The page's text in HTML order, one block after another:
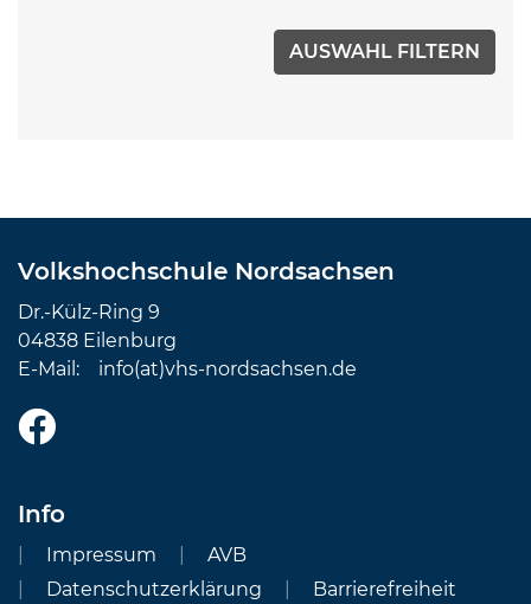
Volkshochschule Nordsachsen
Dr.-Külz-Ring 9
04838 Eilenburg
E-Mail: info(at)vhs-nordsachsen.de
Info
Impressum
AVB
Datenschutzerklärung
Barrierefreiheit